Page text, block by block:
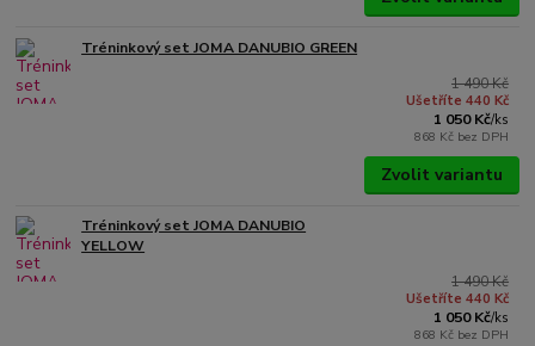
Tréninkový set JOMA DANUBIO GREEN
1 490 Kč
Ušetříte 440 Kč
1 050 Kč/ks
868 Kč bez DPH
Zvolit variantu
Tréninkový set JOMA DANUBIO
YELLOW
1 490 Kč
Ušetříte 440 Kč
1 050 Kč/ks
868 Kč bez DPH